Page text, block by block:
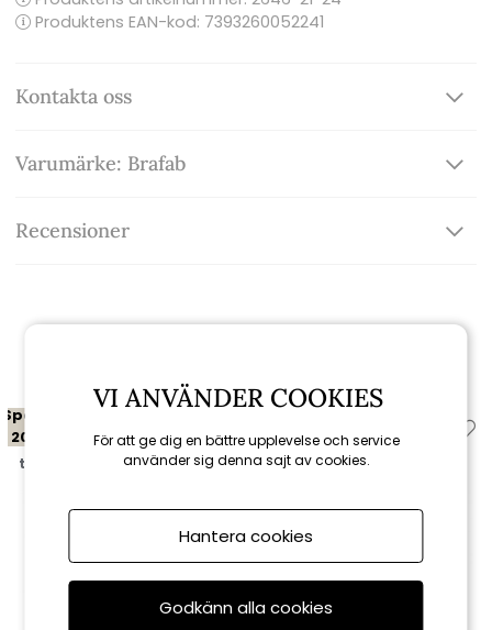
Produktens EAN-kod: 7393260052241
Kontakta oss
Varumärke: Brafab
Recensioner
Spara
20%
till 16/8
20%
till 16/8
VI ANVÄNDER COOKIES
För att ge dig en bättre upplevelse och service
använder sig denna sajt av cookies.
Hantera cookies
Godkänn alla cookies